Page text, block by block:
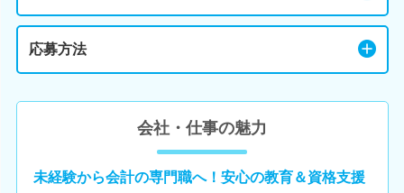
応募方法
会社・仕事の魅力
未経験から会計の専門職へ！安心の教育＆資格支援